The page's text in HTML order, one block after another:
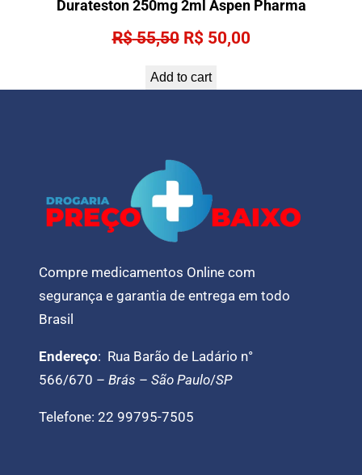
Durateston 250mg 2ml Aspen Pharma
R$55,50 Original
was:
R$ 50,00Current
is:
Add to cart
Compre medicamentos Online com
segurança e garantia de entrega em todo
Brasil
Endereço: Rua Barão de Ladário n°
566/670 – Brás – São Paulo/SP
Telefone: 22 99795-7505